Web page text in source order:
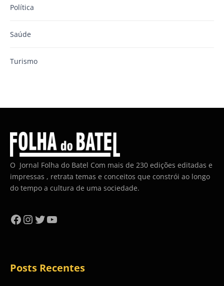
Política
Saúde
Turismo
O Jornal Folha do Batel Com mais de 230 edições editadas e
impressas , retrata temas e conceitos que constrói ao longo
do tempo a cultura de uma sociedade.
Facebook
Instagram
Twitter
YouTube
Posts Recentes